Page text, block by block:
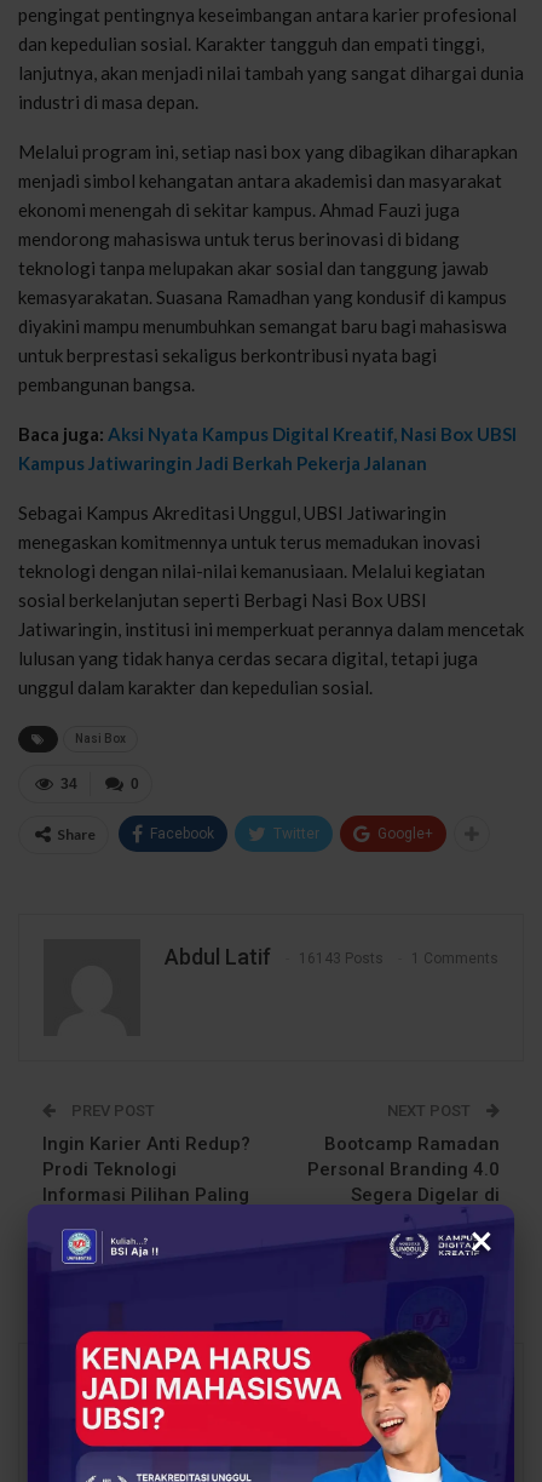
pengingat pentingnya keseimbangan antara karier profesional
dan kepedulian sosial. Karakter tangguh dan empati tinggi,
lanjutnya, akan menjadi nilai tambah yang sangat dihargai dunia
industri di masa depan.
Melalui program ini, setiap nasi box yang dibagikan diharapkan
menjadi simbol kehangatan antara akademisi dan masyarakat
ekonomi menengah di sekitar kampus. Ahmad Fauzi juga
mendorong mahasiswa untuk terus berinovasi di bidang
teknologi tanpa melupakan akar sosial dan tanggung jawab
kemasyarakatan. Suasana Ramadhan yang kondusif di kampus
diyakini mampu menumbuhkan semangat baru bagi mahasiswa
untuk berprestasi sekaligus berkontribusi nyata bagi
pembangunan bangsa.
Baca juga: Aksi Nyata Kampus Digital Kreatif, Nasi Box UBSI
Kampus Jatiwaringin Jadi Berkah Pekerja Jalanan
Sebagai Kampus Akreditasi Unggul, UBSI Jatiwaringin
menegaskan komitmennya untuk terus memadukan inovasi
teknologi dengan nilai-nilai kemanusiaan. Melalui kegiatan
sosial berkelanjutan seperti Berbagi Nasi Box UBSI
Jatiwaringin, institusi ini memperkuat perannya dalam mencetak
lulusan yang tidak hanya cerdas secara digital, tetapi juga
unggul dalam karakter dan kepedulian sosial.
Nasi Box
0
34
Share Facebook Twitter Google+
Abdul Latif 16143 Posts 1 Comments
PREV POST
Ingin Karier Anti Redup?
Prodi Teknologi
Informasi Pilihan Paling
NEXT POST
Bootcamp Ramadan
Personal Branding 4.0
Segera Digelar di
Pontianak, Angkat
Pentingnya Personal
You Might Also Like
BERITA BERITA
×